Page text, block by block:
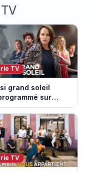
TV
grand soleil
sur
3 : cinq
inédits
le 13 août
TV